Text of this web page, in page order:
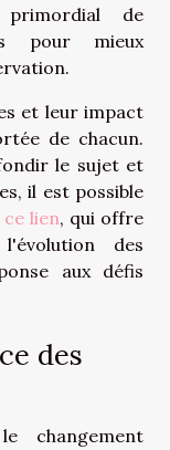
de
pour mieux
et leur impact
de chacun.
le sujet et
il est possible
lien, qui offre
des
aux défis
des
changement